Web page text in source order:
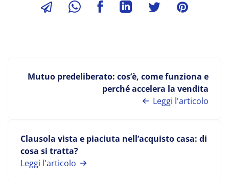
Mutuo predeliberato: cos’è, come funziona e
perché accelera la vendita
Leggi l'articolo
Clausola vista e piaciuta nell’acquisto casa: di
cosa si tratta?
Leggi l'articolo